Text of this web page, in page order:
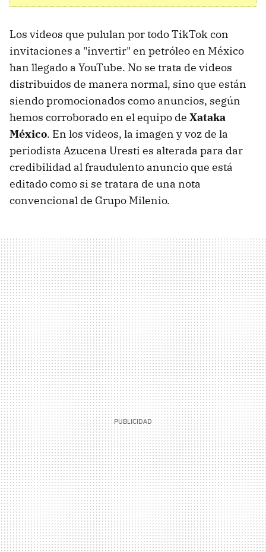
Los videos que pululan por todo TikTok con
invitaciones a "invertir" en petróleo en México
han llegado a YouTube. No se trata de videos
distribuidos de manera normal, sino que están
siendo promocionados como anuncios, según
hemos corroborado en el equipo de Xataka
México. En los videos, la imagen y voz de la
periodista Azucena Uresti es alterada para dar
credibilidad al fraudulento anuncio que está
editado como si se tratara de una nota
convencional de Grupo Milenio.